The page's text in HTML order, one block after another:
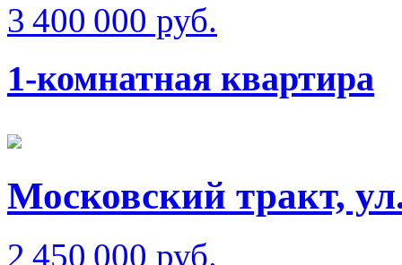
3 400 000 руб.
1-комнатная квартира
Московский тракт,
2 450 000 руб.